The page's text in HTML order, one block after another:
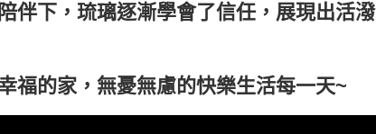
伴下，琉璃逐漸學會了信任，展現出活潑
福的家，無憂無慮的快樂生活每一天~